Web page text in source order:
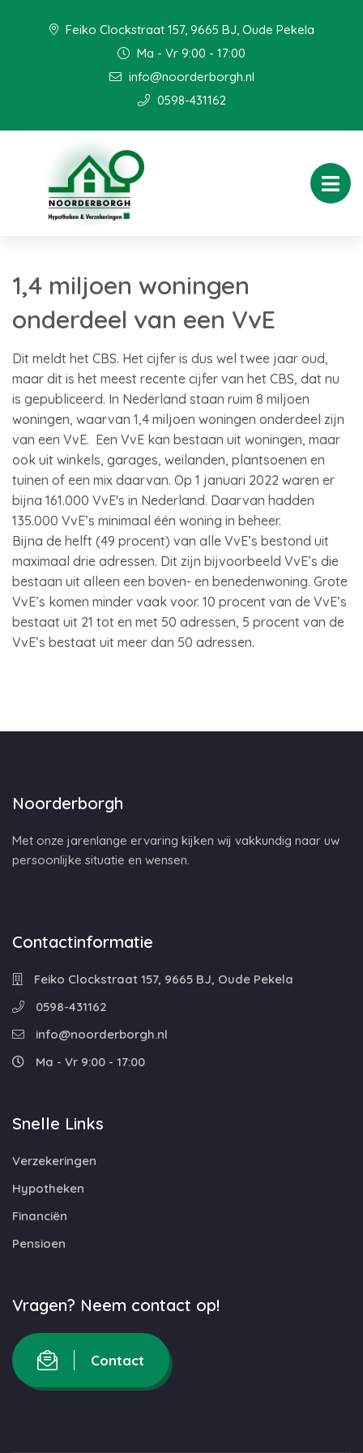
Feiko Clockstraat 157, 9665 BJ, Oude Pekela
Ma - Vr 9:00 - 17:00
info@noorderborgh.nl
0598-431162
1,4 miljoen woningen
onderdeel van een VvE
Dit meldt het CBS. Het cijfer is dus wel twee jaar oud,
maar dit is het meest recente cijfer van het CBS, dat nu
is gepubliceerd. In Nederland staan ruim 8 miljoen
woningen, waarvan 1,4 miljoen woningen onderdeel zijn
van een VvE. Een VvE kan bestaan uit woningen, maar
ook uit winkels, garages, weilanden, plantsoenen en
tuinen of een mix daarvan. Op 1 januari 2022 waren er
bijna 161.000 VvE's in Nederland. Daarvan hadden
135.000 VvE’s minimaal één woning in beheer.
Bijna de helft (49 procent) van alle VvE’s bestond uit
maximaal drie adressen. Dit zijn bijvoorbeeld VvE’s die
bestaan uit alleen een boven- en benedenwoning. Grote
VvE’s komen minder vaak voor. 10 procent van de VvE’s
bestaat uit 21 tot en met 50 adressen, 5 procent van de
VvE’s bestaat uit meer dan 50 adressen.
Noorderborgh
Met onze jarenlange ervaring kijken wij vakkundig naar uw
persoonlijke situatie en wensen.
Contactinformatie
Feiko Clockstraat 157, 9665 BJ, Oude Pekela
0598-431162
info@noorderborgh.nl
Ma - Vr 9:00 - 17:00
Snelle Links
Verzekeringen
Hypotheken
Financiën
Pensioen
Vragen? Neem contact op!
Contact